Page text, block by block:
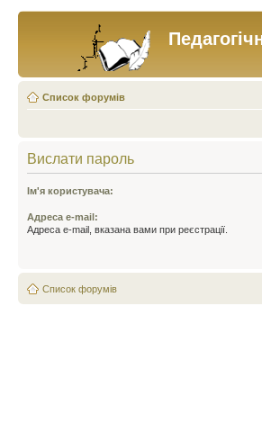
Список форумів
Вислати пароль
Ім'я користувача:
Адреса e-mail:
Адреса e-mail, вказана вами при реєстрації.
Список форумів